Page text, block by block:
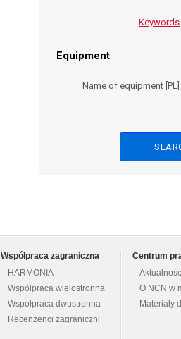
Keywords
Equipment
Name of equipment [PL]
Współpraca zagraniczna
HARMONIA
Współpraca wielostronna
Współpraca dwustronna
Recenzenci zagraniczni
Centrum
O NCN w
Materiały